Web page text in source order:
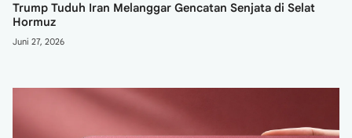
Trump Tuduh Iran Melanggar Gencatan Senjata di Selat
Hormuz
Juni 27, 2026